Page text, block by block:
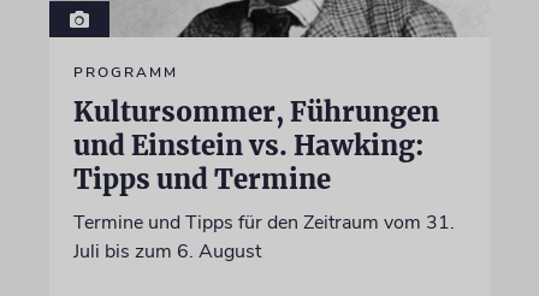
PROGRAMM
Kultursommer, Führungen
und Einstein vs. Hawking:
Tipps und Termine
Termine und Tipps für den Zeitraum vom 31.
Juli bis zum 6. August